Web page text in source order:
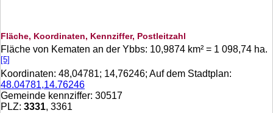
Fläche, Koordinaten, Kennziffer, Postleitzahl
Fläche von Kematen an der Ybbs: 10,9874 km² = 1 098,74 ha.
[5]
Koordinaten: 48,04781; 14,76246; Auf dem Stadtplan:
48.04781,14.76246
Gemeinde kennziffer: 30517
PLZ: 3331, 3361